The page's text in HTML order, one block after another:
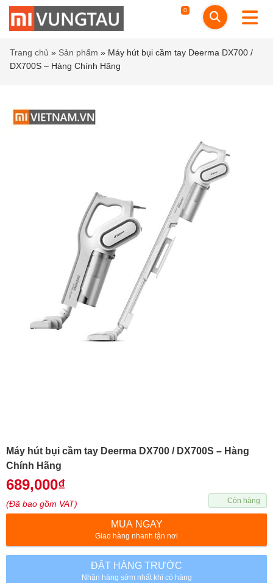
0
Trang chủ » Sản phẩm » Máy hút bụi cầm tay Deerma DX700 /
DX700S – Hàng Chính Hãng
Máy hút bụi cầm tay Deerma DX700 / DX700S – Hàng
Chính Hãng
689,000₫
(Đã bao gồm VAT) Còn hàng
MUA NGAY
Giao hàng nhanh tận nơi
ĐẶT HÀNG TRƯỚC
Nhận hàng sớm nhất khi có hàng